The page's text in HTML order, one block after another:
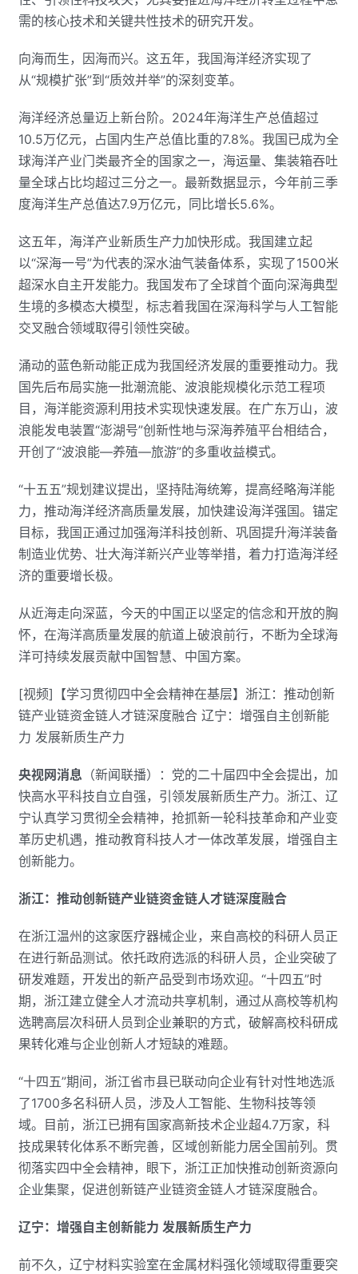
需的核心技术和关键共性技术的研究开发。
向海而生，因海而兴。这五年，我国海洋经济实现了
从“规模扩张”到“质效并举”的深刻变革。
海洋经济总量迈上新台阶。2024年海洋生产总值超过
10.5万亿元，占国内生产总值比重的7.8%。我国已成为全
球海洋产业门类最齐全的国家之一，海运量、集装箱吞吐
量全球占比均超过三分之一。最新数据显示，今年前三季
度海洋生产总值达7.9万亿元，同比增长5.6%。
这五年，海洋产业新质生产力加快形成。我国建立起
以“深海一号”为代表的深水油气装备体系，实现了1500米
超深水自主开发能力。我国发布了全球首个面向深海典型
生境的多模态大模型，标志着我国在深海科学与人工智能
交叉融合领域取得引领性突破。
涌动的蓝色新动能正成为我国经济发展的重要推动力。我
国先后布局实施一批潮流能、波浪能规模化示范工程项
目，海洋能资源利用技术实现快速发展。在广东万山，波
浪能发电装置“澎湖号”创新性地与深海养殖平台相结合，
开创了“波浪能—养殖—旅游”的多重收益模式。
“十五五”规划建议提出，坚持陆海统筹，提高经略海洋能
力，推动海洋经济高质量发展，加快建设海洋强国。锚定
目标，我国正通过加强海洋科技创新、巩固提升海洋装备
制造业优势、壮大海洋新兴产业等举措，着力打造海洋经
济的重要增长极。
从近海走向深蓝，今天的中国正以坚定的信念和开放的胸
怀，在海洋高质量发展的航道上破浪前行，不断为全球海
洋可持续发展贡献中国智慧、中国方案。
[视频]【学习贯彻四中全会精神在基层】浙江：推动创新
链产业链资金链人才链深度融合 辽宁：增强自主创新能
力 发展新质生产力
央视网消息 （新闻联播）：党的二十届四中全会提出，加
快高水平科技自立自强，引领发展新质生产力。浙江、辽
宁认真学习贯彻全会精神，抢抓新一轮科技革命和产业变
革历史机遇，推动教育科技人才一体改革发展，增强自主
创新能力。
浙江：推动创新链产业链资金链人才链深度融合
在浙江温州的这家医疗器械企业，来自高校的科研人员正
在进行新品测试。依托政府选派的科研人员，企业突破了
研发难题，开发出的新产品受到市场欢迎。“十四五”时
期，浙江建立健全人才流动共享机制，通过从高校等机构
选聘高层次科研人员到企业兼职的方式，破解高校科研成
果转化难与企业创新人才短缺的难题。
“十四五”期间，浙江省市县已联动向企业有针对性地选派
了1700多名科研人员，涉及人工智能、生物科技等领
域。目前，浙江已拥有国家高新技术企业超4.7万家，科
技成果转化体系不断完善，区域创新能力居全国前列。贯
彻落实四中全会精神，眼下，浙江正加快推动创新资源向
企业集聚，促进创新链产业链资金链人才链深度融合。
辽宁：增强自主创新能力 发展新质生产力
前不久，辽宁材料实验室在金属材料强化领域取得重要突